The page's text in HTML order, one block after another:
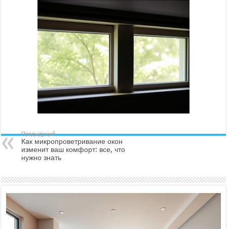
Предыдущий
Как микропроветривание окон
изменит ваш комфорт: все, что
нужно знать